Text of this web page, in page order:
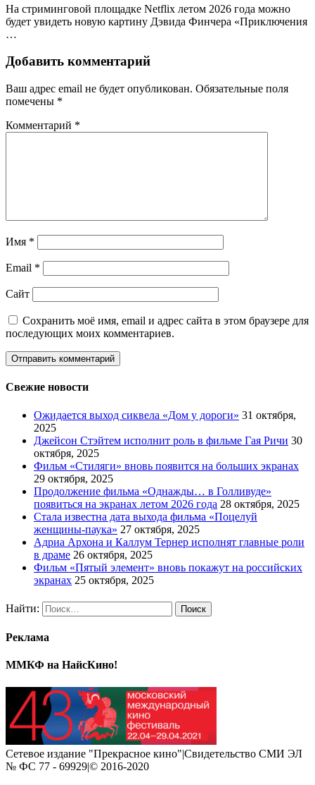
На стриминговой площадке Netflix летом 2026 года можно
будет увидеть новую картину Дэвида Финчера «Приключения
…
Добавить комментарий
Ваш адрес email не будет опубликован. Обязательные поля
помечены *
Комментарий *
Имя *
Email *
Сайт
Сохранить моё имя, email и адрес сайта в этом браузере для
последующих моих комментариев.
Свежие новости
Ожидается выход сиквела «Дом у дороги» 31 октября,
2025
Джейсон Стэйтем исполнит роль в фильме Гая Ричи 30
октября, 2025
Фильм «Стиляги» вновь появится на больших экранах
29 октября, 2025
Продолжение фильма «Однажды… в Голливуде»
появиться на экранах летом 2026 года 28 октября, 2025
Стала известна дата выхода фильма «Поцелуй
женщины-паука» 27 октября, 2025
Адриа Архона и Каллум Тернер исполнят главные роли
в драме 26 октября, 2025
Фильм «Пятый элемент» вновь покажут на российских
экранах 25 октября, 2025
Найти:
Реклама
ММКФ на НайсКино!
Сетевое издание "Прекрасное кино"|Свидетельство СМИ ЭЛ
№ ФС 77 - 69929|© 2016-2020